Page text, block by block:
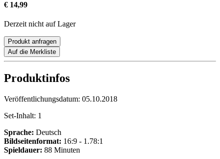
€ 14,99
Derzeit nicht auf Lager
Produkt anfragen
Auf die Merkliste
Produktinfos
Veröffentlichungsdatum: 05.10.2018
Set-Inhalt: 1
Sprache: Deutsch
Bildseitenformat: 16:9 - 1.78:1
Spieldauer: 88 Minuten